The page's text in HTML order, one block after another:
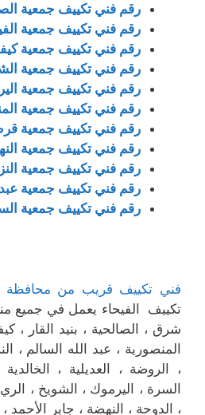
رقم فني تكييف جمعية
رقم فني تكييف جمعية
رقم فني تكييف جمعية
رقم فني تكييف جمعية
رقم فني تكييف جمعية
رقم فني تكييف جمعية
رقم فني تكييف جمعية
رقم فني تكييف جمعية
رقم فني تكييف جمعية
رقم فني تكييف جمعية
رقم فني تكييف جمعية
فني تكييف قريب من محافظة
تكييف الفيحاء يعمل في جميع
شرق ، الصالحية ، بنيد القار ،
المنصورية ، عبد الله السالم ،
، الروضة ، العديلية ،
السرة ، اليرموك ، الشويخ ،
، الدوحة ، النهضة ، جابر الأحمد